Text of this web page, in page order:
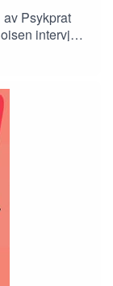
Psykprat
intervjuar
medverkar i
en bok om
prosa och
tankarna